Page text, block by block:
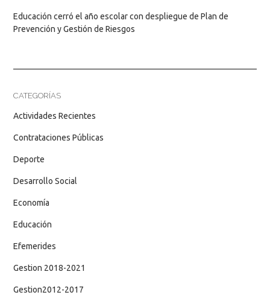
Educación cerró el año escolar con despliegue de Plan de
Prevención y Gestión de Riesgos
CATEGORÍAS
Actividades Recientes
Contrataciones Públicas
Deporte
Desarrollo Social
Economía
Educación
Efemerides
Gestion 2018-2021
Gestion2012-2017